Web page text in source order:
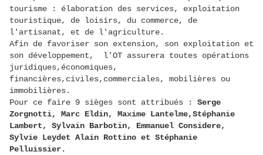
tourisme : élaboration des services, exploitation
touristique, de loisirs, du commerce, de
l'artisanat, et de l'agriculture.
Afin de favoriser son extension, son exploitation et
son développement, l'OT assurera toutes opérations
juridiques,économiques,
financières,civiles,commerciales, mobilières ou
immobilières.
Pour ce faire 9 sièges sont attribués : Serge
Zorgnotti, Marc Eldin, Maxime Lantelme,Stéphanie
Lambert, Sylvain Barbotin, Emmanuel Considere,
Sylvie Leydet Alain Rottino et Stéphanie
Pelluissier.